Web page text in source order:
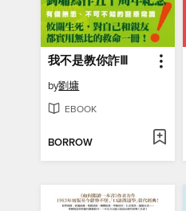
我不是教你詐Ⅲ
by劉墉
EBOOK
BORROW